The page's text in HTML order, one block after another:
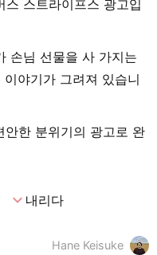
스트라이프스 광고입
손님 선물을 사 가지는
야기가 그려져 있습니
안한 분위기의 광고로 완
expand_more내리다
Hane Keisuke